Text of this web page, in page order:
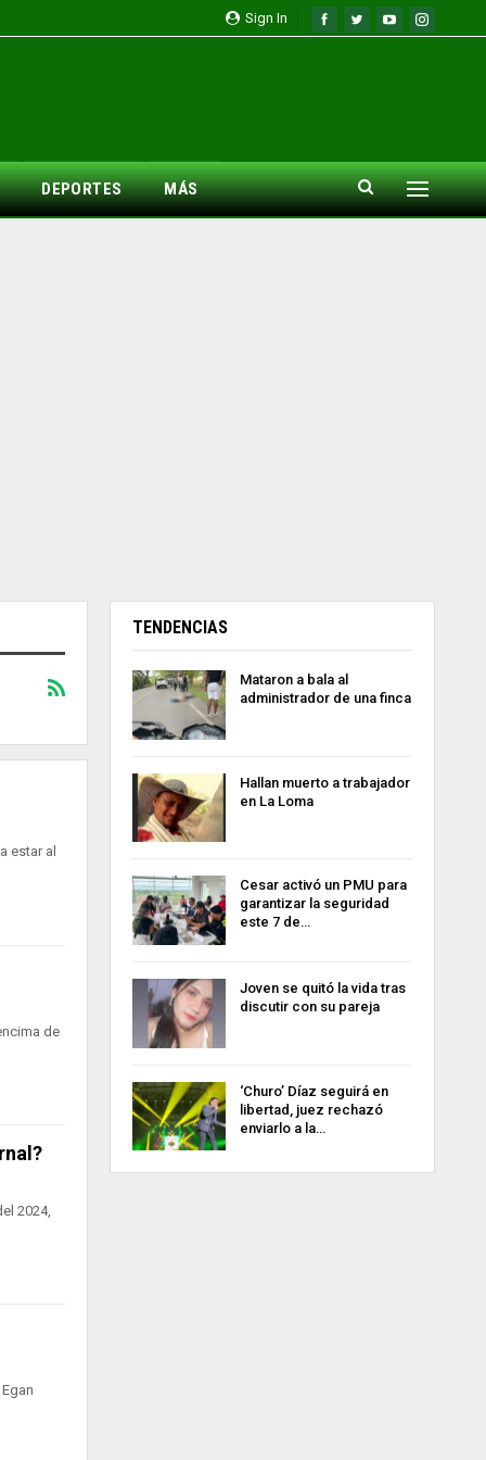
Sign In
DEPORTES MÁS
estar al
de
2024,
TENDENCIAS
Mataron a bala al
administrador de una finca
Hallan muerto a trabajador
en La Loma
Cesar activó un PMU para
garantizar la seguridad
este 7 de…
Joven se quitó la vida tras
discutir con su pareja
‘Churo’ Díaz seguirá en
libertad, juez rechazó
enviarlo a la…